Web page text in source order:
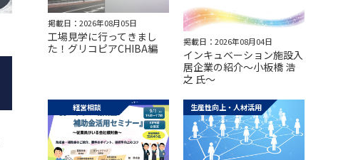
掲載日：2026年08月05日
工場見学に行ってきまし
た！グリコピアCHIBA編
掲載日：2026年08月04日
インキュベーション施設入
居企業の紹介～小板橋 浩
之 氏～
経営相談 生産性向上・人材活用